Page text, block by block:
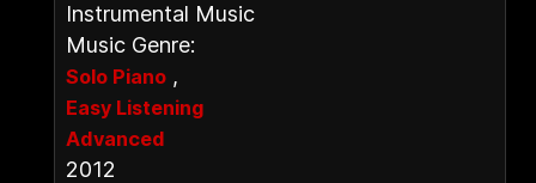
Instrumental Music
Music Genre:
Solo Piano ,
Easy Listening
Advanced
2012